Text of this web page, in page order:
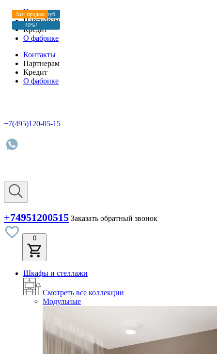
Контакты
Партнёрам
Кредит
О фабрике
Контакты
Партнерам
Кредит
О фабрике
+7(495)120-05-15
+74951200515 Заказать обратный звонок
0
Шкафы и стеллажи
Смотреть все коллекции
Модульные
*Доставка 0 руб.
-40%!
Хит продаж
-40%!
Хит продаж
-40%!